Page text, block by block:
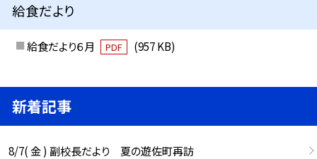
給食だより
給食だより６月 PDF (957 KB)
新着記事
8/7( 金 ) 副校長だより 夏の遊佐町再訪